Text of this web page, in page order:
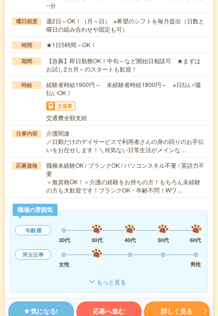
--分
曜日頻度
週2日～OK！（月～日） ※希望のシフトを毎月提出（日数と
曜日の組み合わせや固定も可）
時間 ★1日5時間～OK！
期間
【急募】即日勤務OK！中旬～など開始日相談可 ★まずは
お試し2カ月～のスタートも歓迎！
時給
経験者時給1900円～ 未経験者時給1800円～ ※日払い/週
払いOK！
交通費
交通費全額支給
仕事内容
介護関連
／日勤だけのデイサービスで利用者さんの身の回りのお手伝
いをお任せします！＼何気ない日常生活がメインな…
応募資格
職種未経験OK / ブランクOK / パソコンスキル不要 / 英語力不
要
＜無資格OK！＞介護の経験をお持ちの方！もちろん未経験
の方も大歓迎です！ブランクOK・年齢不問！Wワ…
職場の雰囲気
年齢層
20代
30代 40代 50代
60代
男女比率
女性
男性
もっと見る
気になる! 応募へ進む 詳しく見る